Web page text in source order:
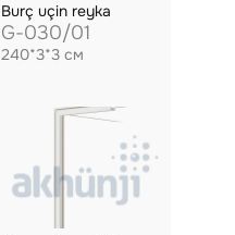
Burç uçin reyka
G-030/01
240*3*3 см